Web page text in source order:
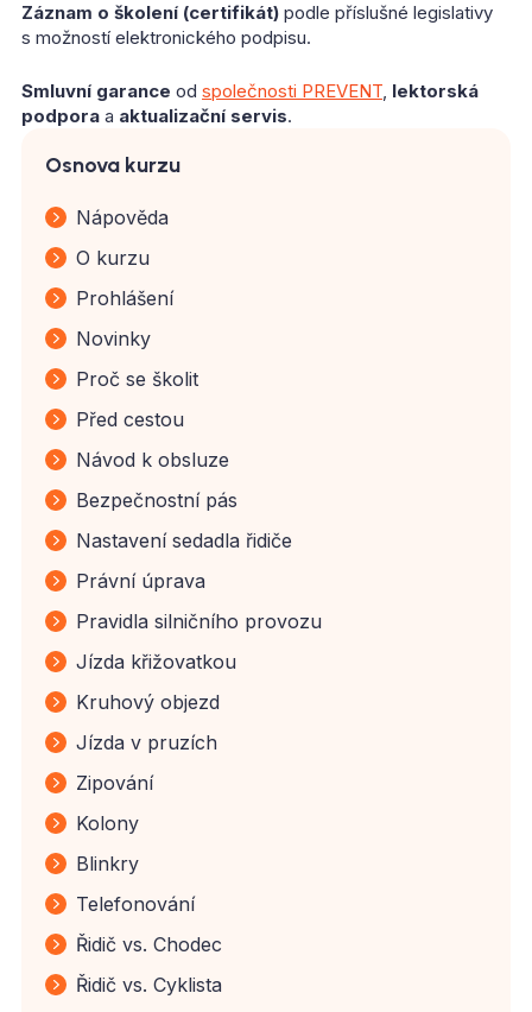
Záznam o školení (certifikát) podle příslušné legislativy
s možností elektronického podpisu.
Smluvní garance od společnosti PREVENT, lektorská
podpora a aktualizační servis.
Osnova kurzu
Nápověda
O kurzu
Prohlášení
Novinky
Proč se školit
Před cestou
Návod k obsluze
Bezpečnostní pás
Nastavení sedadla řidiče
Právní úprava
Pravidla silničního provozu
Jízda křižovatkou
Kruhový objezd
Jízda v pruzích
Zipování
Kolony
Blinkry
Telefonování
Řidič vs. Chodec
Řidič vs. Cyklista